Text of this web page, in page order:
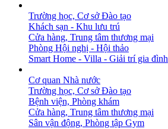
Trường học, Cơ sở Đào tạo
Khách sạn - Khu lưu trú
Cửa hàng, Trung tâm thương mại
Phòng Hội nghị - Hội thảo
Smart Home - Villa - Giải trí gia đình
Cơ quan Nhà nước
Trường học, Cơ sở Đào tạo
Bệnh viện, Phòng khám
Cửa hàng, Trung tâm thương mại
Sân vận động, Phòng tập Gym